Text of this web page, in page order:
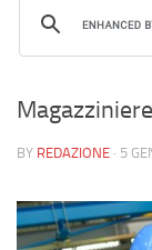
Magazziniere
BY REDAZIONE · 5